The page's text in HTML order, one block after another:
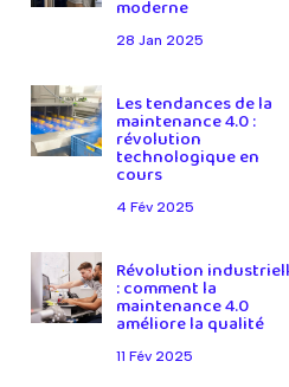
moderne
28 Jan 2025
Les tendances de la
maintenance 4.0 :
révolution
technologique en
cours
4 Fév 2025
Révolution
: comment la
maintenance 4.0
améliore la qualité
11 Fév 2025